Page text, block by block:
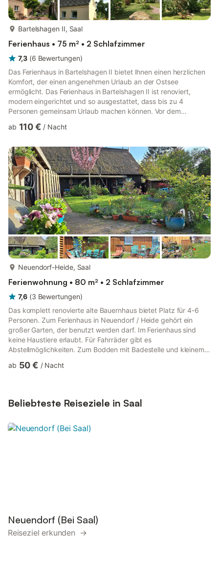
Bartelshagen II, Saal
Ferienhaus • 75 m² • 2 Schlafzimmer
7,3 (6 Bewertungen)
Das Ferienhaus in Bartelshagen II bietet Ihnen einen herzlichen
Komfort, der einen angenehmen Urlaub an der Ostsee
ermöglicht. Das Ferienhaus in Bartelshagen II ist renoviert,
modern eingerichtet und so ausgestattet, dass bis zu 4
Personen gemeinsam Urlaub machen können. Vor dem
Gartenmöbeln angelegt. Von dort erreicht man den großen
Rasenflächen. Im hinteren Teil des vollständig eingefriedeten
Grundstücks befinden sich ein PKW-Stellplatz (Carport). Das
Ferienhaus ist eine...
ab 110 € / Nacht
Neuendorf-Heide, Saal
Ferienwohnung • 80 m² • 2 Schlafzimmer
7,6 (3 Bewertungen)
Das komplett renovierte alte Bauernhaus bietet Platz für 4-6
Personen. Zum Ferienhaus in Neuendorf / Heide gehört ein
großer Garten, der benutzt werden darf. Im Ferienhaus sind
keine Haustiere erlaubt. Für Fahrräder gibt es
Abstellmöglichkeiten. Zum Bodden mit Badestelle und kleinem
Stückchen weiter ist es bis nach Fuhlendorf und Bodstedt mit
Alternativ nehmen Sie die Fähre von Bodstedt aus nach Prerow
durch den Natio...
ab 50 € / Nacht
Beliebteste Reiseziele in Saal
Neuendorf (Bei Saal)
Reiseziel erkunden →